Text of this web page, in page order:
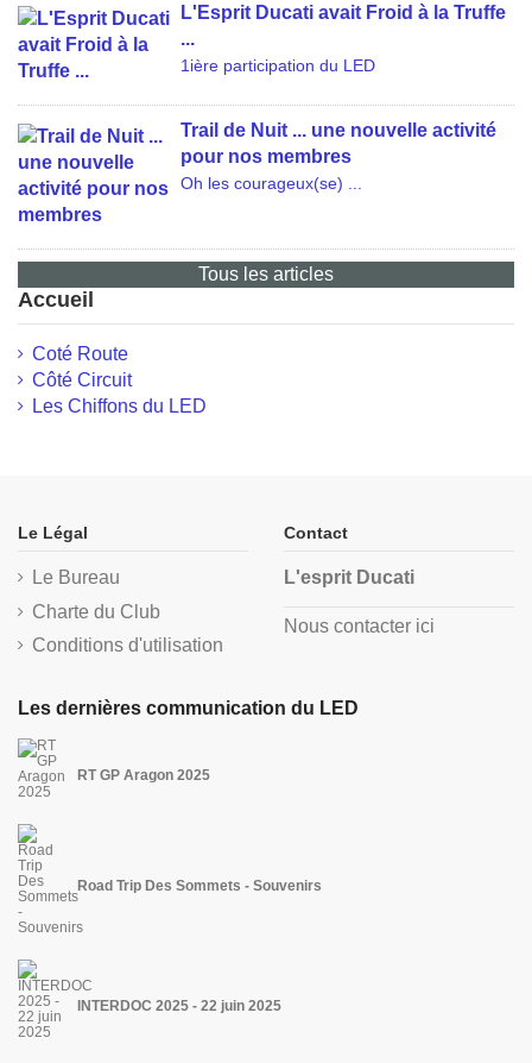
L'Esprit Ducati avait Froid à la Truffe
...
1ière participation du LED
Trail de Nuit ... une nouvelle activité
pour nos membres
Oh les courageux(se) ...
Tous les articles
Accueil
Coté Route
Côté Circuit
Les Chiffons du LED
Le Légal
Le Bureau
Charte du Club
Conditions d'utilisation
Contact
L'esprit Ducati
Nous contacter ici
Les dernières communication du LED
RT GP Aragon 2025
Road Trip Des Sommets - Souvenirs
INTERDOC 2025 - 22 juin 2025